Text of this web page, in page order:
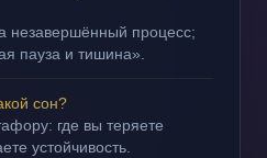
незавершённый процесс;
пауза и тишина».
сон?
где вы теряете
устойчивость.